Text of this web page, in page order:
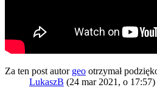
Za ten post autor geo otrzymał
LukaszB (24 mar 2021, o 17:57)